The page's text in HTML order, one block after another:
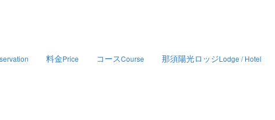
料金Price コースCourse 那須陽光ロッジLodge / Hotel